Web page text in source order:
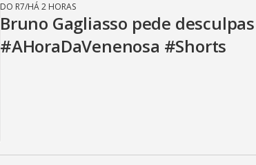
DO R7/HÁ 2 HORAS
Bruno Gagliasso pede desculpas
#AHoraDaVenenosa #Shorts